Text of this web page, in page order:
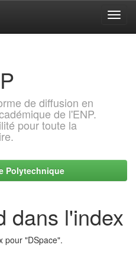
de diffusion en
de l'ENP.
pour toute la
Polytechnique
dans l'index
pour "DSpace".